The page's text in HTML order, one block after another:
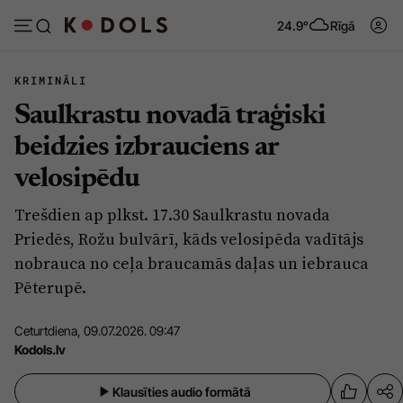
24.9° Rīgā
Abonēt Pieslēgties
Ziņas
Politika
Pašvaldības
Izglītība
Veselība
Ģimene
Vide
Viedokļi
Dzīve un ticība
Sarunas
KRIMINĀLI
Saulkrastu novadā traģiski
beidzies izbrauciens ar
velosipēdu
Trešdien ap plkst. 17.30 Saulkrastu novada
Priedēs, Rožu bulvārī, kāds velosipēda vadītājs
nobrauca no ceļa braucamās daļas un iebrauca
Pēterupē.
Ceturtdiena, 09.07.2026. 09:47
Kodols.lv
Klausīties audio formātā